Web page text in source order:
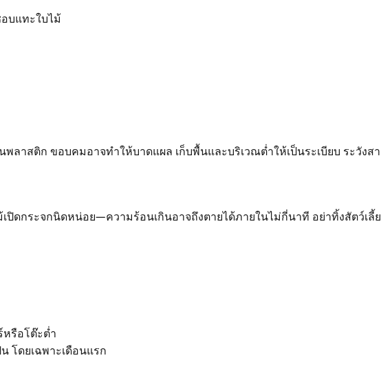
บแทะใบไม้
ลาสติก ขอบคมอาจทำให้บาดแผล เก็บพื้นและบริเวณต่ำให้เป็นระเบียบ ระวัง
ดกระจกนิดหน่อย—ความร้อนเกินอาจถึงตายได้ภายในไม่กี่นาที อย่าทิ้งสัตว์เลี้ย
รือโต๊ะต่ำ
โดยเฉพาะเดือนแรก